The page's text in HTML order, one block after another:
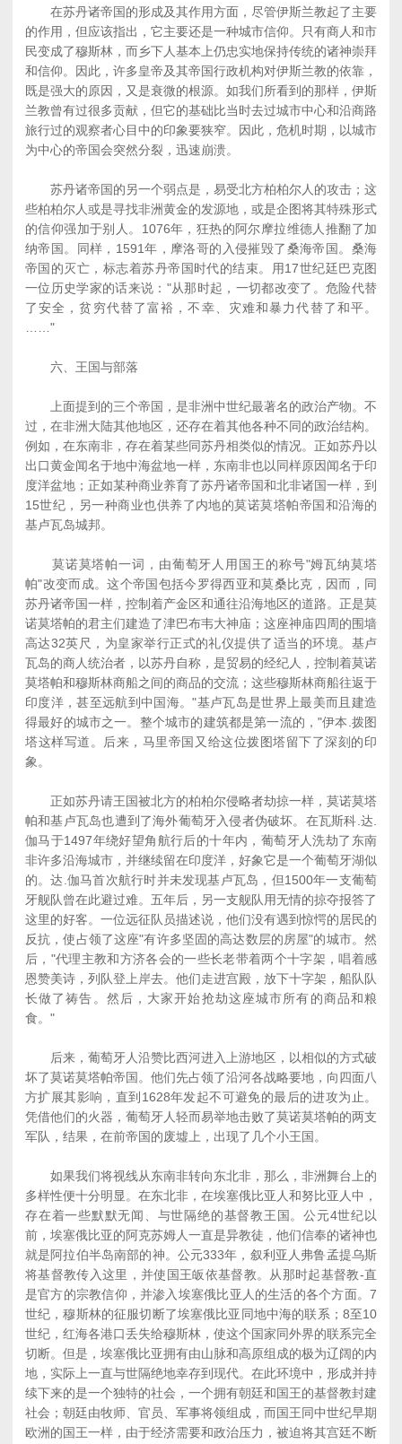
在苏丹诸帝国的形成及其作用方面，尽管伊斯兰教起了主要
的作用，但应该指出，它主要还是一种城市信仰。只有商人和市
民变成了穆斯林，而乡下人基本上仍忠实地保持传统的诸神崇拜
和信仰。因此，许多皇帝及其帝国行政机构对伊斯兰教的依靠，
既是强大的原因，又是衰微的根源。如我们所看到的那样，伊斯
兰教曾有过很多贡献，但它的基础比当时去过城市中心和沿商路
旅行过的观察者心目中的印象要狭窄。因此，危机时期，以城市
为中心的帝国会突然分裂，迅速崩溃。
苏丹诸帝国的另一个弱点是，易受北方柏柏尔人的攻击；这
些柏柏尔人或是寻找非洲黄金的发源地，或是企图将其特殊形式
的信仰强加于别人。1076年，狂热的阿尔摩拉维德人推翻了加
纳帝国。同样，1591年，摩洛哥的入侵摧毁了桑海帝国。桑海
帝国的灭亡，标志着苏丹帝国时代的结束。用17世纪廷巴克图
一位历史学家的话来说："从那时起，一切都改变了。危险代替
了安全，贫穷代替了富裕，不幸、灾难和暴力代替了和平。
……"
六、王国与部落
上面提到的三个帝国，是非洲中世纪最著名的政治产物。不
过，在非洲大陆其他地区，还存在着其他各种不同的政治结构。
例如，在东南非，存在着某些同苏丹相类似的情况。正如苏丹以
出口黄金闻名于地中海盆地一样，东南非也以同样原因闻名于印
度洋盆地；正如某种商业养育了苏丹诸帝国和北非诸国一样，到
15世纪，另一种商业也供养了内地的莫诺莫塔帕帝国和沿海的
基卢瓦岛城邦。
莫诺莫塔帕一词，由葡萄牙人用国王的称号"姆瓦纳莫塔
帕"改变而成。这个帝国包括今罗得西亚和莫桑比克，因而，同
苏丹诸帝国一样，控制着产金区和通往沿海地区的道路。正是莫
诺莫塔帕的君主们建造了津巴布韦大神庙；这座神庙四周的围墙
高达32英尺，为皇家举行正式的礼仪提供了适当的环境。基卢
瓦岛的商人统治者，以苏丹自称，是贸易的经纪人，控制着莫诺
莫塔帕和穆斯林商船之间的商品的交流；这些穆斯林商船往返于
印度洋，甚至远航到中国海。"基卢瓦岛是世界上最美而且建造
得最好的城市之一。整个城市的建筑都是第一流的，"伊本.拨图
塔这样写道。后来，马里帝国又给这位拨图塔留下了深刻的印
象。
正如苏丹请王国被北方的柏柏尔侵略者劫掠一样，莫诺莫塔
帕和基卢瓦岛也遭到了海外葡萄牙入侵者伪破坏。在瓦斯科.达.
伽马于1497年绕好望角航行后的十年内，葡萄牙人洗劫了东南
非许多沿海城市，并继续留在印度洋，好象它是一个葡萄牙湖似
的。达.伽马首次航行时并未发现基卢瓦岛，但1500年一支葡萄
牙舰队曾在此避过难。五年后，另一支舰队用无情的掠夺报答了
这里的好客。一位远征队员描述说，他们没有遇到惊愕的居民的
反抗，使占领了这座"有许多坚固的高达数层的房屋"的城市。然
后，"代理主教和方济各会的一些长老带着两个十字架，唱着感
恩赞美诗，列队登上岸去。他们走进宫殿，放下十字架，船队队
长做了祷告。然后，大家开始抢劫这座城市所有的商品和粮
食。"
后来，葡萄牙人沿赞比西河进入上游地区，以相似的方式破
坏了莫诺莫塔帕帝国。他们先占领了沿河各战略要地，向四面八
方扩展其影响，直到1628年发起不可避免的最后的进攻为止。
凭借他们的火器，葡萄牙人轻而易举地击败了莫诺莫塔帕的两支
军队，结果，在前帝国的废墟上，出现了几个小王国。
如果我们将视线从东南非转向东北非，那么，非洲舞台上的
多样性便十分明显。在东北非，在埃塞俄比亚人和努比亚人中，
存在着一些默默无闻、与世隔绝的基督教王国。公元4世纪以
前，埃塞俄比亚的阿克苏姆人一直是异教徒，他们信奉的诸神也
就是阿拉伯半岛南部的神。公元333年，叙利亚人弗鲁孟提乌斯
将基督教传入这里，并使国王皈依基督教。从那时起基督教-直
是官方的宗教信仰，并渗入埃塞俄比亚人的生活的各个方面。7
世纪，穆斯林的征服切断了埃塞俄比亚同地中海的联系；8至10
世纪，红海各港口丢失给穆斯林，使这个国家同外界的联系完全
切断。但是，埃塞俄比亚拥有由山脉和高原组成的极为辽阔的内
地，实际上一直与世隔绝地幸存到现代。在此环境中，形成并持
续下来的是一个独特的社会，一个拥有朝廷和国王的基督教封建
社会；朝廷由牧师、官员、军事将领组成，而国王同中世纪早期
欧洲的国王一样，由于经济需要和政治压力，被迫将其宫廷不断